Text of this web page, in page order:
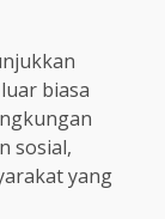
biasa
sosial,
yang